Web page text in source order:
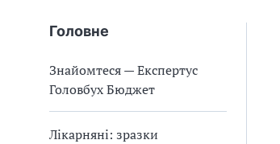
Головне
Знайомтеся — Експертус
Головбух Бюджет
Лікарняні: зразки